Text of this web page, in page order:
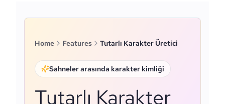
Home Features Tutarlı Karakter Üretici
Sahneler arasında karakter kimliği
Tutarlı Karakter